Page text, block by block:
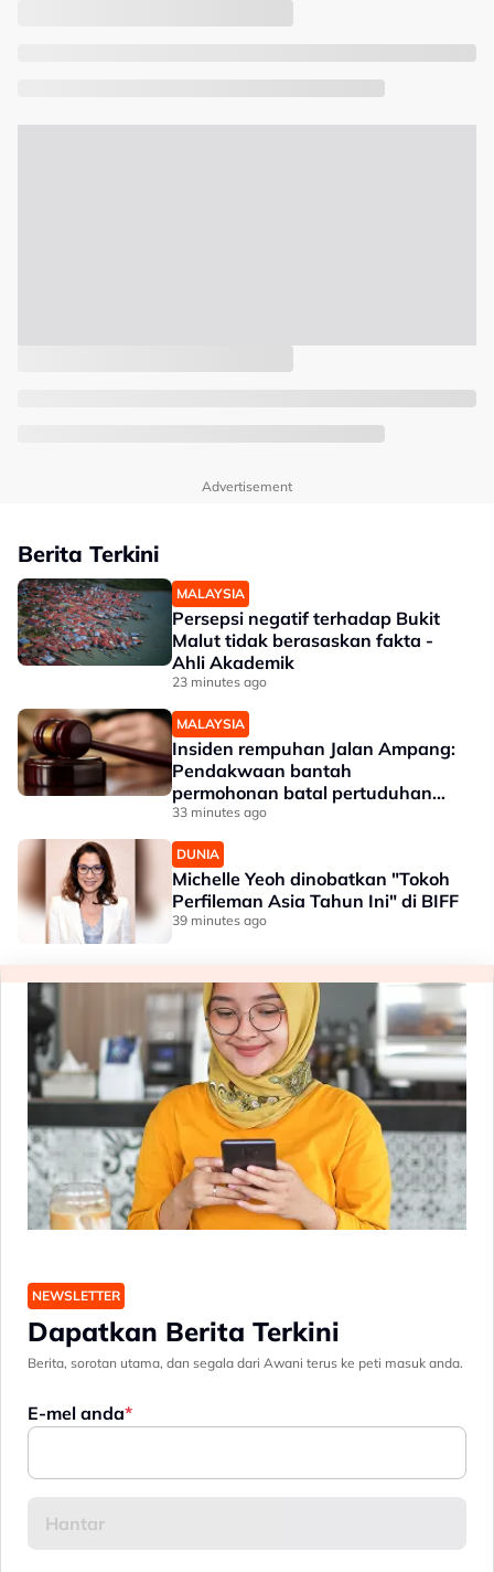
Advertisement
Berita Terkini
MALAYSIA
Persepsi negatif terhadap Bukit
Malut tidak berasaskan fakta -
Ahli Akademik
23 minutes ago
MALAYSIA
Insiden rempuhan Jalan Ampang:
Pendakwaan bantah
permohonan batal pertuduhan
bunuh
33 minutes ago
DUNIA
Michelle Yeoh dinobatkan "Tokoh
Perfileman Asia Tahun Ini" di BIFF
39 minutes ago
NEWSLETTER
Dapatkan Berita Terkini
Berita, sorotan utama, dan segala dari Awani terus ke peti masuk anda.
E-mel anda